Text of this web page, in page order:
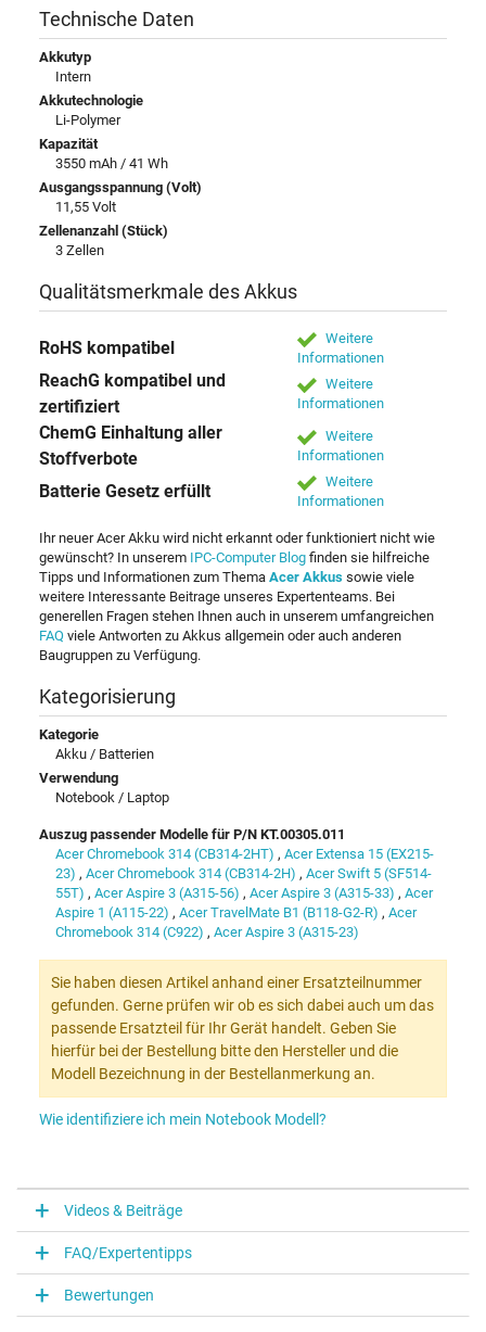
Technische Daten
Akkutyp
Intern
Akkutechnologie
Li-Polymer
Kapazität
3550 mAh / 41 Wh
Ausgangsspannung (Volt)
11,55 Volt
Zellenanzahl (Stück)
3 Zellen
Qualitätsmerkmale des Akkus
RoHS kompatibel
Weitere
Informationen
ReachG kompatibel und
zertifiziert
Weitere
Informationen
ChemG Einhaltung aller
Stoffverbote
Weitere
Informationen
Batterie Gesetz erfüllt
Weitere
Informationen
Ihr neuer Acer Akku wird nicht erkannt oder funktioniert nicht wie
gewünscht? In unserem IPC-Computer Blog finden sie hilfreiche
Tipps und Informationen zum Thema Acer Akkus sowie viele
weitere Interessante Beitrage unseres Expertenteams. Bei
generellen Fragen stehen Ihnen auch in unserem umfangreichen
FAQ viele Antworten zu Akkus allgemein oder auch anderen
Baugruppen zu Verfügung.
Kategorisierung
Kategorie
Akku / Batterien
Verwendung
Notebook / Laptop
Auszug passender Modelle für P/N KT.00305.011
Acer Chromebook 314 (CB314-2HT) , Acer Extensa 15 (EX215-
23) , Acer Chromebook 314 (CB314-2H) , Acer Swift 5 (SF514-
55T) , Acer Aspire 3 (A315-56) , Acer Aspire 3 (A315-33) , Acer
Aspire 1 (A115-22) , Acer TravelMate B1 (B118-G2-R) , Acer
Chromebook 314 (C922) , Acer Aspire 3 (A315-23)
Sie haben diesen Artikel anhand einer Ersatzteilnummer
gefunden. Gerne prüfen wir ob es sich dabei auch um das
passende Ersatzteil für Ihr Gerät handelt. Geben Sie
hierfür bei der Bestellung bitte den Hersteller und die
Modell Bezeichnung in der Bestellanmerkung an.
Wie identifiziere ich mein Notebook Modell?
Videos & Beiträge
FAQ/Expertentipps
Bewertungen